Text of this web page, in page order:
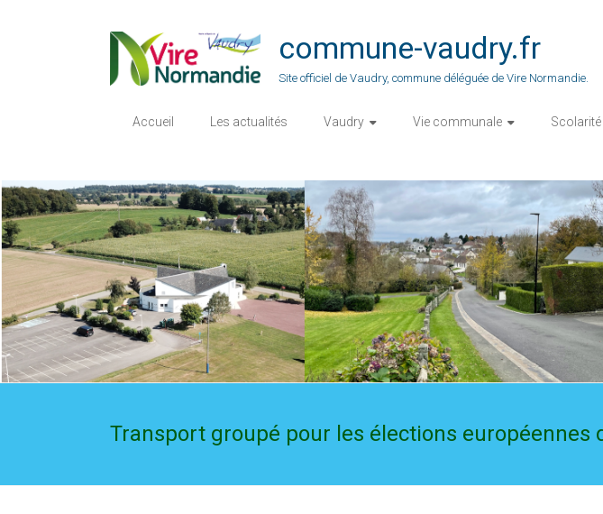
commune-vaudry.fr
Site officiel de Vaudry, commune déléguée de Vire Normandie.
Accueil Les actualités Vaudry Vie communale Scolarité
Transport groupé pour les élections européennes